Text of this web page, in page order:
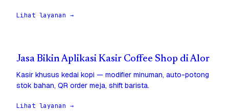
Lihat layanan →
Jasa Bikin Aplikasi Kasir Coffee Shop di Alor
Kasir khusus kedai kopi — modifier minuman, auto-potong
stok bahan, QR order meja, shift barista.
Lihat layanan →